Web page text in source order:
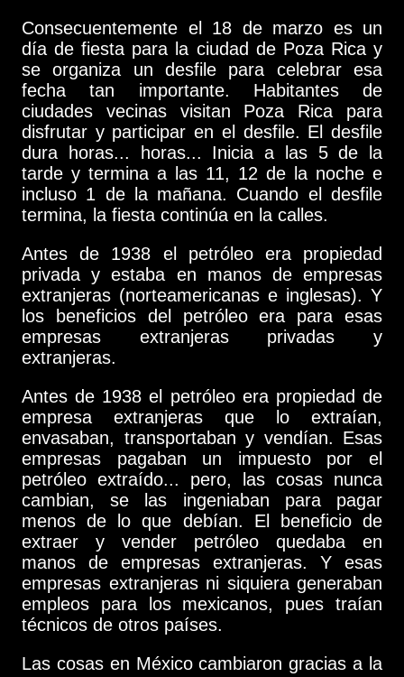
Consecuentemente el 18 de marzo es un
día de fiesta para la ciudad de Poza Rica y
se organiza un desfile para celebrar esa
fecha tan importante. Habitantes de
ciudades vecinas visitan Poza Rica para
disfrutar y participar en el desfile. El desfile
dura horas... horas... Inicia a las 5 de la
tarde y termina a las 11, 12 de la noche e
incluso 1 de la mañana. Cuando el desfile
termina, la fiesta continúa en la calles.
Antes de 1938 el petróleo era propiedad
privada y estaba en manos de empresas
extranjeras (norteamericanas e inglesas). Y
los beneficios del petróleo era para esas
empresas extranjeras privadas y
extranjeras.
Antes de 1938 el petróleo era propiedad de
empresa extranjeras que lo extraían,
envasaban, transportaban y vendían. Esas
empresas pagaban un impuesto por el
petróleo extraído... pero, las cosas nunca
cambian, se las ingeniaban para pagar
menos de lo que debían. El beneficio de
extraer y vender petróleo quedaba en
manos de empresas extranjeras. Y esas
empresas extranjeras ni siquiera generaban
empleos para los mexicanos, pues traían
técnicos de otros países.
Las cosas en México cambiaron gracias a la